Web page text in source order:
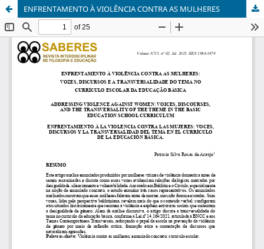
ENFRENTAMENTO À VIOLÊNCIA CONTRA AS MULHERES